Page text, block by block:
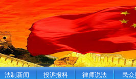
法制新闻 投诉报料 律师说法 民